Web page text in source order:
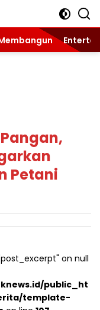
Petani
on null
public_ht
template-